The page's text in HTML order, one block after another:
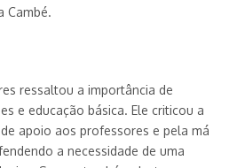
Cambé.
ressaltou a importância de
e educação básica. Ele criticou a
apoio aos professores e pela má
a necessidade de uma